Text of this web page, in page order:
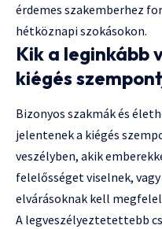
érdemes szakemberhez
hétköznapi szokásokon.
Kik a leginkább
kiégés
Bizonyos szakmák és
jelentenek a kiégés
veszélyben, akik
felelősséget viselnek,
elvárásoknak kell
A legveszélyeztetettebb